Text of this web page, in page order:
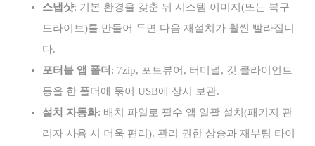
스냅샷: 기본 환경을 갖춘 뒤 시스템 이미지(또는 복구
드라이브)를 만들어 두면 다음 재설치가 훨씬 빨라집니
다.
포터블 앱 폴더 : 7zip, 포토뷰어, 터미널, 깃 클라이언트
등을 한 폴더에 묶어 USB에 상시 보관.
설치 자동화: 배치 파일로 필수 앱 일괄 설치(패키지 관
리자 사용 시 더욱 편리). 관리 권한 상승과 재부팅 타이